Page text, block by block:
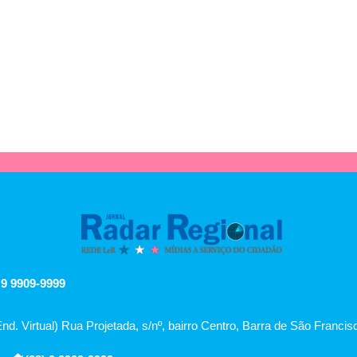
9909-9999
Virtual) Rua Projetada, s/nº, bairro Centro, Barra de São